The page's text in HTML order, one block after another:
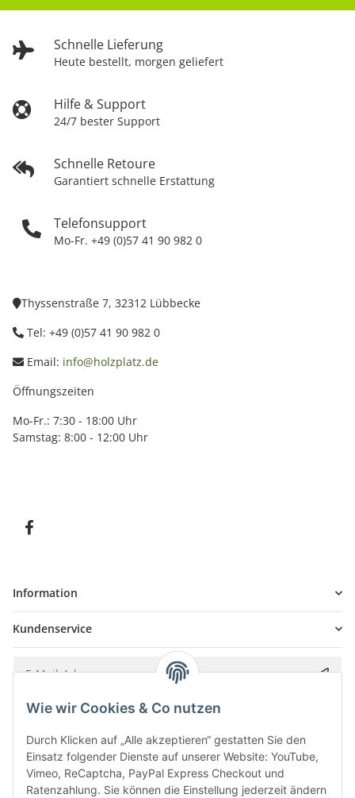
Schnelle Lieferung
Heute bestellt, morgen geliefert
Hilfe & Support
24/7 bester Support
Schnelle Retoure
Garantiert schnelle Erstattung
Telefonsupport
Mo-Fr. +49 (0)57 41 90 982 0
Thyssenstraße 7, 32312 Lübbecke
Tel: +49 (0)57 41 90 982 0
Email: info@holzplatz.de
Öffnungszeiten
Mo-Fr.: 7:30 - 18:00 Uhr
Samstag: 8:00 - 12:00 Uhr
Information
Kundenservice
Bitte senden Sie mir entsprechend IhrerDatenschutzerklärung
Wie wir Cookies & Co nutzen
Durch Klicken auf „Alle akzeptieren“ gestatten Sie den
Einsatz folgender Dienste auf unserer Website: YouTube,
Vimeo, ReCaptcha, PayPal Express Checkout und
Ratenzahlung. Sie können die Einstellung jederzeit ändern